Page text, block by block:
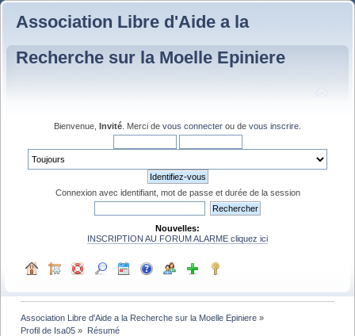
Association Libre d'Aide a la
Recherche sur la Moelle Epiniere
Bienvenue, Invité . Merci de vous connecter ou de vous inscrire
Connexion avec identifiant, mot de passe et durée de la session
Nouvelles:
INSCRIPTION AU FORUM ALARME cliquez ici
Association Libre d'Aide a la Recherche sur la Moelle Epiniere »
Profil de Isa05 » Résumé